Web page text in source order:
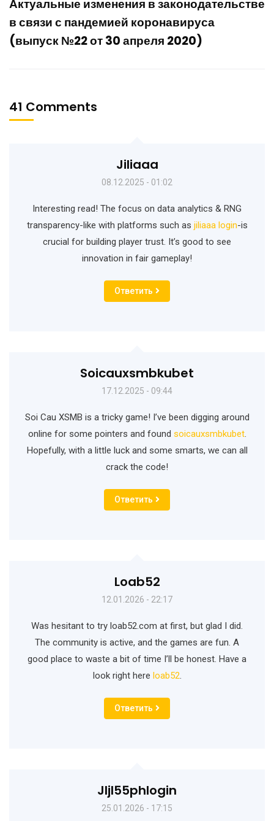
Актуальные изменения в законодательстве
в связи с пандемией коронавируса
(выпуск №22 от 30 апреля 2020)
41 Comments
Jiliaaa
08.12.2025 - 01:02
Interesting read! The focus on data analytics & RNG
transparency-like with platforms such as jiliaaa login-is
crucial for building player trust. It’s good to see
innovation in fair gameplay!
Ответить
Soicauxsmbkubet
17.12.2025 - 09:44
Soi Cau XSMB is a tricky game! I’ve been digging around
online for some pointers and found soicauxsmbkubet.
Hopefully, with a little luck and some smarts, we can all
crack the code!
Ответить
Loab52
12.01.2026 - 22:17
Was hesitant to try loab52.com at first, but glad I did.
The community is active, and the games are fun. A
good place to waste a bit of time I’ll be honest. Have a
look right here loab52.
Ответить
Jljl55phlogin
25.01.2026 - 17:15